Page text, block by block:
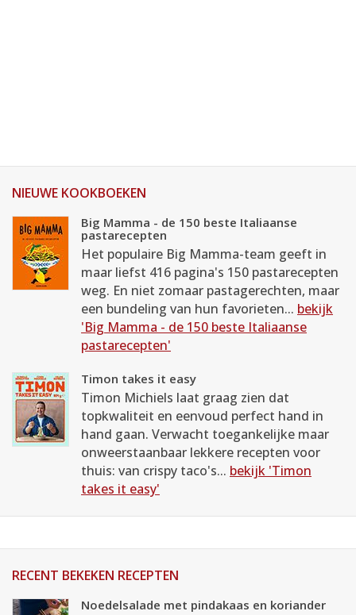
NIEUWE KOOKBOEKEN
Big Mamma - de 150 beste Italiaanse
pastarecepten
Het populaire Big Mamma-team geeft in
maar liefst 416 pagina's 150 pastarecepten
weg. En niet zomaar pastagerechten, maar
een bundeling van hun favorieten... bekijk
'Big Mamma - de 150 beste Italiaanse
pastarecepten'
Timon takes it easy
Timon Michiels laat graag zien dat
topkwaliteit en eenvoud perfect hand in
hand gaan. Verwacht toegankelijke maar
onweerstaanbaar lekkere recepten voor
thuis: van crispy taco's... bekijk 'Timon
takes it easy'
RECENT BEKEKEN RECEPTEN
Noedelsalade met pindakaas en koriander